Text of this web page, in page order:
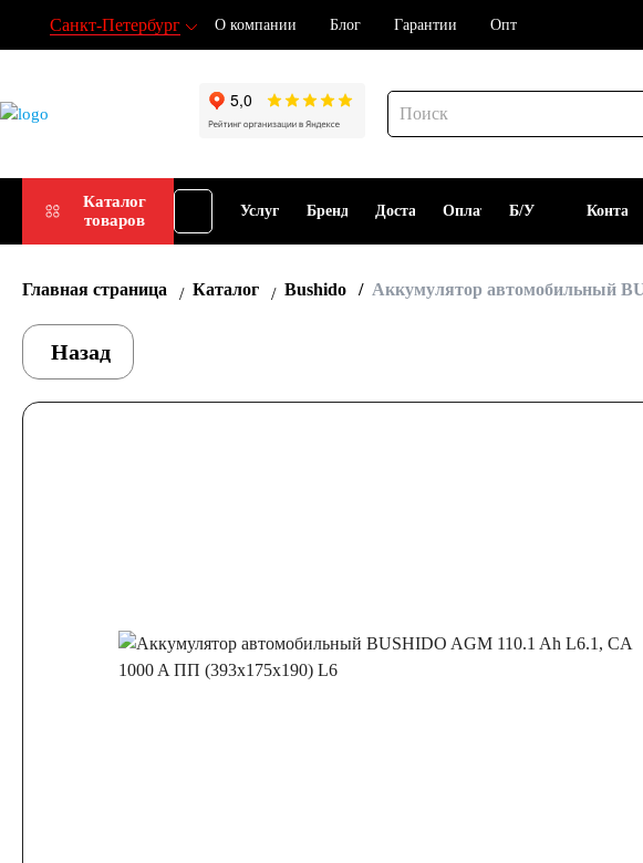
Санкт-Петербург О компании Блог Гарантии Опт
Каталог
товаров
Подбор
АКБ
Услуги Бренды Доставка Оплата
Прием
Б/У
Главная страница Каталог Bushido Аккумулятор автомобильный
Назад